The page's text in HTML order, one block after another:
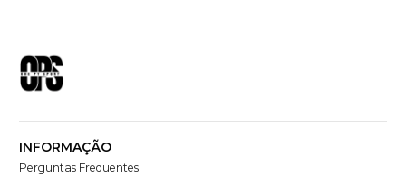
INFORMAÇÃO
Perguntas Frequentes